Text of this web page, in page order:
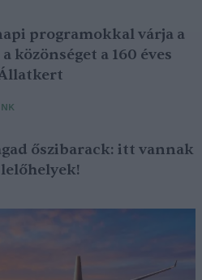
programokkal várja a
közönséget a 160 éves
őszibarack: itt vannak